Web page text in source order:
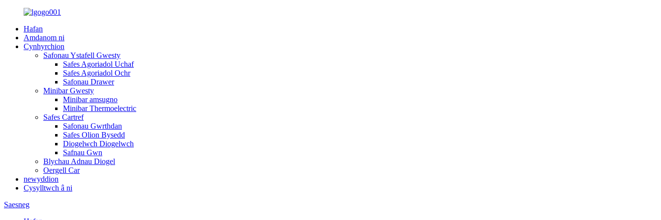
Hafan
Amdanom ni
Cynhyrchion
Safonau Ystafell Gwesty
Safes Agoriadol Uchaf
Safes Agoriadol Ochr
Safonau Drawer
Minibar Gwesty
Minibar amsugno
Minibar Thermoelectric
Safes Cartref
Safonau Gwrthdan
Safes Olion Bysedd
Diogelwch Diogelwch
Safnau Gwn
Blychau Adnau Diogel
Oergell Car
newyddion
Cysylltwch â ni
Saesneg